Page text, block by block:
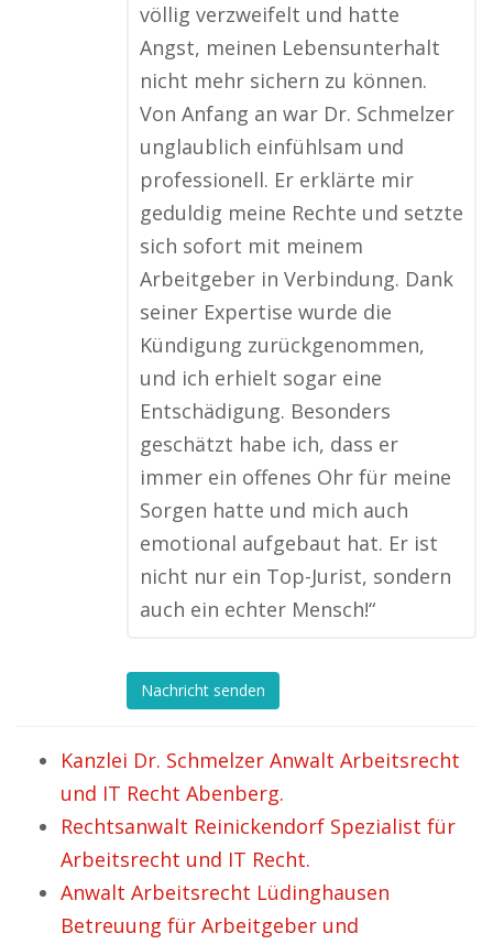
völlig verzweifelt und hatte
Angst, meinen Lebensunterhalt
nicht mehr sichern zu können.
Von Anfang an war Dr. Schmelzer
unglaublich einfühlsam und
professionell. Er erklärte mir
geduldig meine Rechte und setzte
sich sofort mit meinem
Arbeitgeber in Verbindung. Dank
seiner Expertise wurde die
Kündigung zurückgenommen,
und ich erhielt sogar eine
Entschädigung. Besonders
geschätzt habe ich, dass er
immer ein offenes Ohr für meine
Sorgen hatte und mich auch
emotional aufgebaut hat. Er ist
nicht nur ein Top-Jurist, sondern
auch ein echter Mensch!“
Nachricht senden
Kanzlei Dr. Schmelzer Anwalt Arbeitsrecht
und IT Recht Abenberg.
Rechtsanwalt Reinickendorf Spezialist für
Arbeitsrecht und IT Recht.
Anwalt Arbeitsrecht Lüdinghausen
Betreuung für Arbeitgeber und